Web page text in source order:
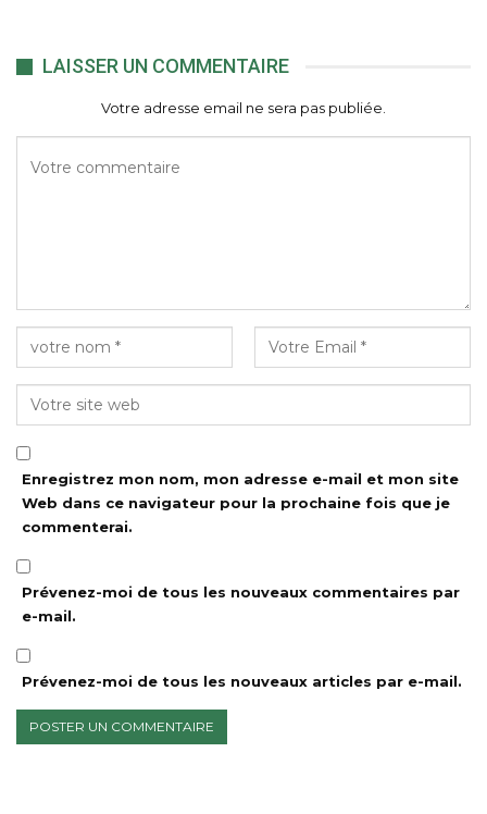
LAISSER UN COMMENTAIRE
Votre adresse email ne sera pas publiée.
Enregistrez mon nom, mon adresse e-mail et mon site
Web dans ce navigateur pour la prochaine fois que je
commenterai.
Prévenez-moi de tous les nouveaux commentaires par
e-mail.
Prévenez-moi de tous les nouveaux articles par e-mail.